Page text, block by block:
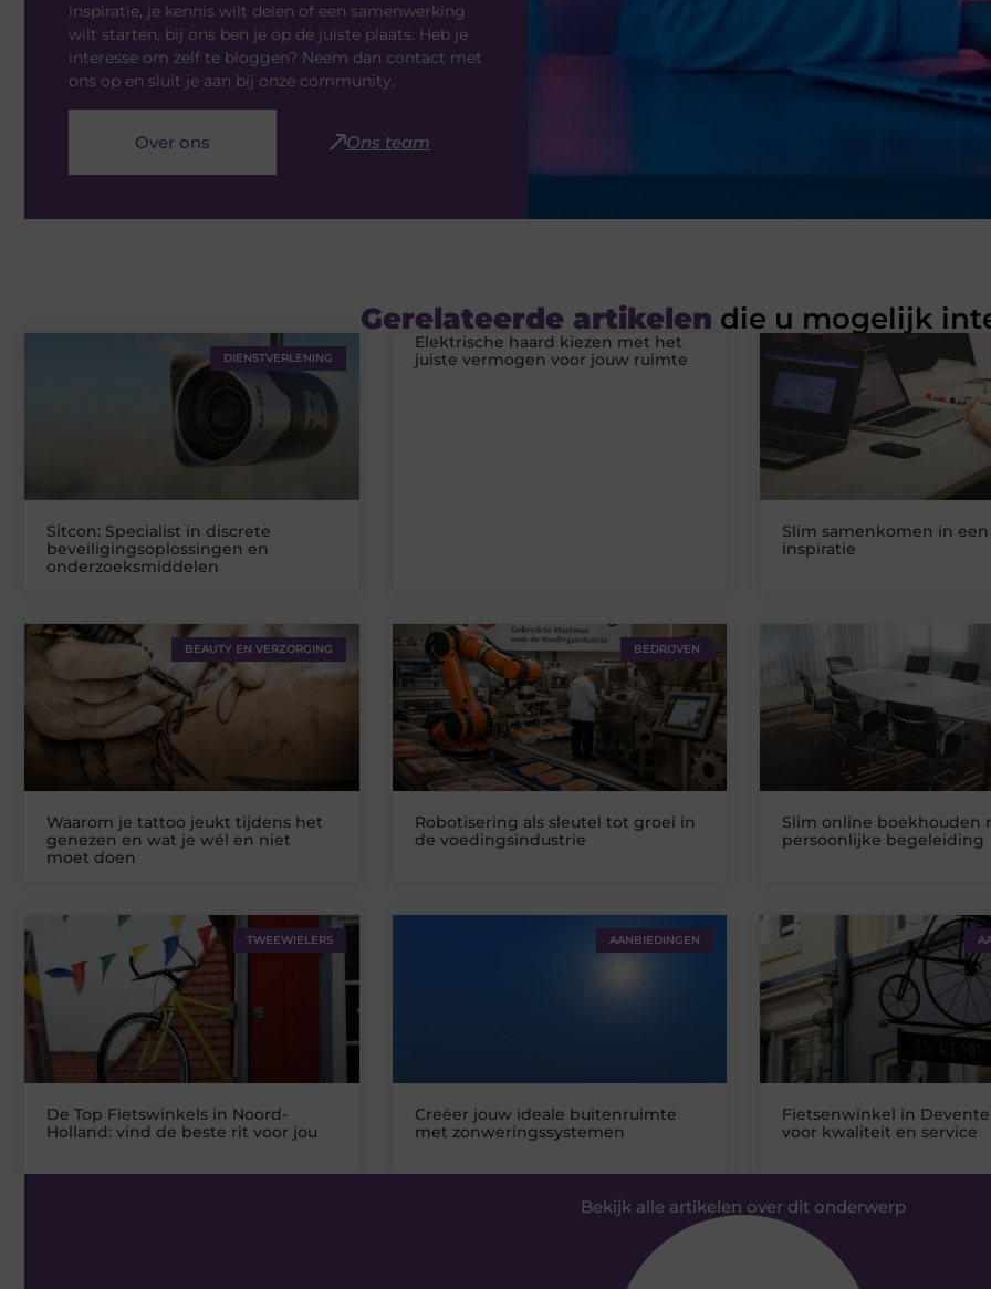
inspiratie, je kennis wilt delen of een samenwerking
wilt starten, bij ons ben je op de juiste plaats. Heb je
interesse om zelf te bloggen? Neem dan contact met
ons op en sluit je aan bij onze community.
Over ons Ons team
Gerelateerde artikelen die u mogelijk
DIENSTVERLENING
Sitcon: Specialist in discrete
beveiligingsoplossingen en
onderzoeksmiddelen
Elektrische haard kiezen met het
juiste vermogen voor jouw ruimte
Slim samenkomen in
inspiratie
BEAUTY EN VERZORGING
Waarom je tattoo jeukt tijdens het
genezen en wat je wél en niet
moet doen
BEDRIJVEN
Robotisering als sleutel tot groei in
de voedingsindustrie
Slim online boekhouden
persoonlijke begeleiding
TWEEWIELERS
De Top Fietswinkels in Noord-
Holland: vind de beste rit voor jou
AANBIEDINGEN
Creëer jouw ideale buitenruimte
met zonweringssystemen
Fietsenwinkel in
voor kwaliteit en service
Bekijk alle artikelen over dit onderwerp